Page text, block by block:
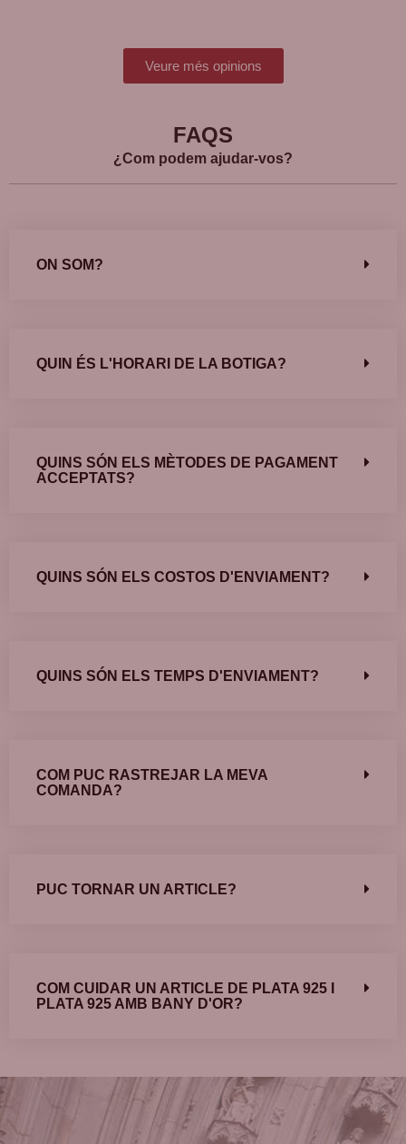
Veure més opinions
FAQS
¿Com podem ajudar-vos?
ON SOM?
QUIN ÉS L'HORARI DE LA BOTIGA?
QUINS SÓN ELS MÈTODES DE PAGAMENT
ACCEPTATS?
QUINS SÓN ELS COSTOS D'ENVIAMENT?
QUINS SÓN ELS TEMPS D'ENVIAMENT?
COM PUC RASTREJAR LA MEVA
COMANDA?
PUC TORNAR UN ARTICLE?
COM CUIDAR UN ARTICLE DE PLATA 925 I
PLATA 925 AMB BANY D'OR?